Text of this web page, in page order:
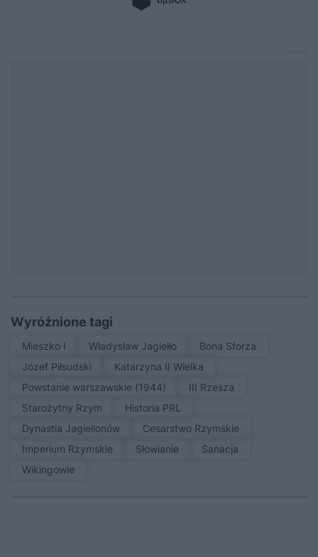
Wyróżnione tagi
Mieszko I Władysław Jagiełło
Bona Sforza
Józef Piłsudski
Katarzyna II Wielka
Powstanie warszawskie (1944)
III Rzesza
Starożytny Rzym
Historia PRL
Dynastia Jagiellonów
Cesarstwo Rzymskie
Imperium Rzymskie
Słowianie
sanacja
Wikingowie